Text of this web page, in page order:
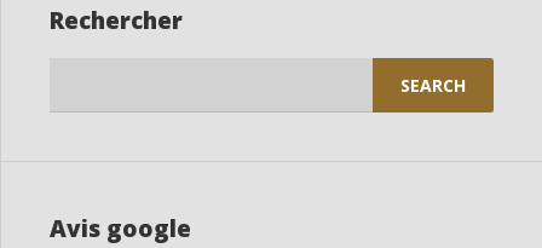
Rechercher
Avis google